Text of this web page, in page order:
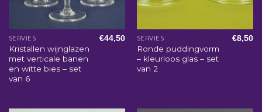
SERVIES
Kristallen wijnglazen
met verticale banen
en witte bies – set
van 6
€44,50 SERVIES
Ronde puddingvorm
– kleurloos glas – set
van 2
€8,50